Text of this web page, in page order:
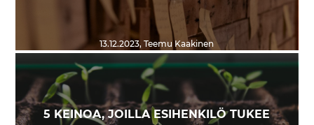
13.12.2023,Teemu Kaakinen
5 KEINOA, JOILLA ESIHENKILÖ TUKEE